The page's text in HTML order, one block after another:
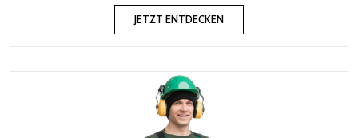
JETZT ENTDECKEN